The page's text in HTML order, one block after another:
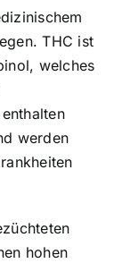
THC ist
welches
werden
hohen